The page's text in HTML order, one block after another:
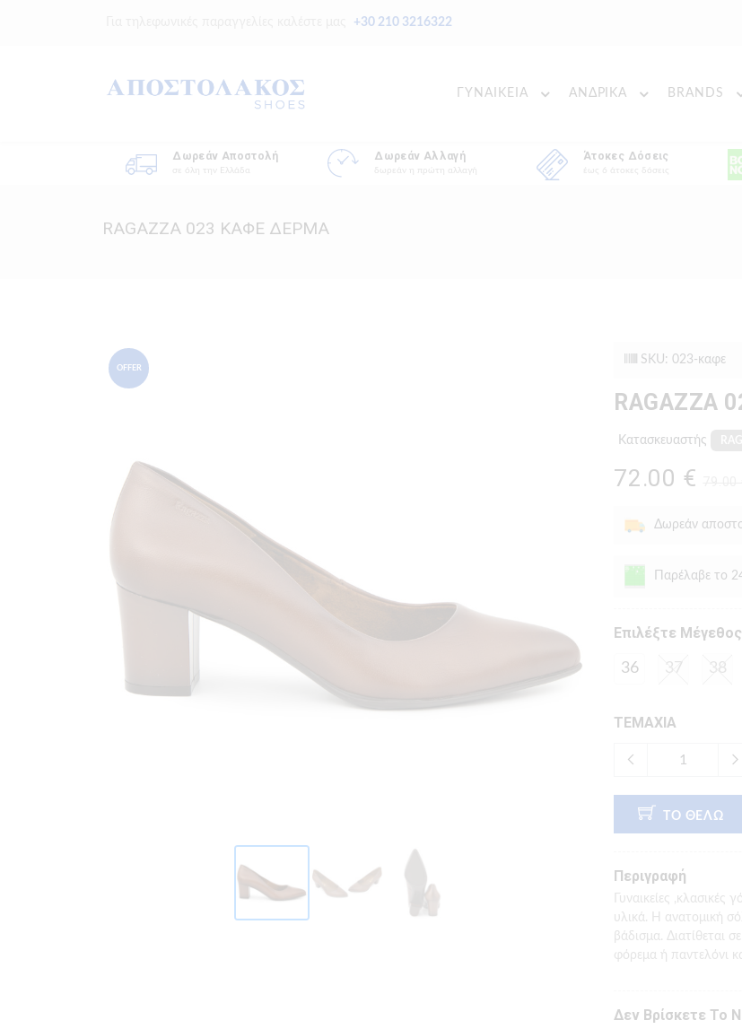
+30 210 3216322
ΓΥΝΑΙΚΕΙΑ ΑΝΔΡΙΚΑ BRANDS
Δωρεάν Αποστολή
σε όλη την Ελλάδα
Δωρεάν Αλλαγή
δωρεάν η πρώτη αλλαγή
Άτοκες Δόσεις
έως 6 άτοκες δόσεις
RAGAZZA 023 ΚΑΦΕ ΔΕΡΜΑ
OFFER
SKU: 023-καφε
RAGAZZA
Κατασκευαστής
72.00 €
Δωρεάν
Παρέλαβε το
Eπιλέξτε Μέγεθος
36 37 38
ΤΕΜΑΧΙΑ
ΤΟ ΘΕΛΩ
Περιγραφή
Γυναικείες
υλικά. Η ανατομική
βάδισμα. Διατίθεται
φόρεμα ή παντελόνι
Δεν Βρίσκετε Το